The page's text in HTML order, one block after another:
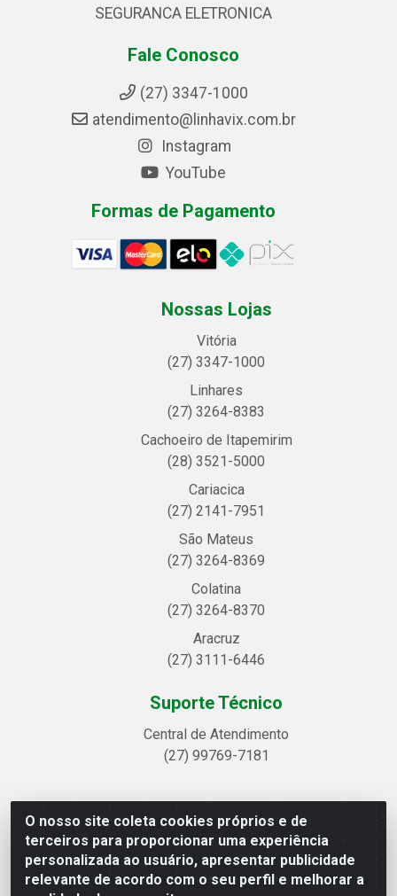
O nosso site coleta cookies próprios e de
terceiros para proporcionar uma experiência
personalizada ao usuário, apresentar publicidade
relevante de acordo com o seu perfil e melhorar a
SEGURANCA ELETRONICA
Fale Conosco
(27) 3347-1000
atendimento@linhavix.com.br
Instagram
YouTube
Formas de Pagamento
Nossas Lojas
Vitória
(27) 3347-1000
Linhares
(27) 3264-8383
Cachoeiro de Itapemirim
(28) 3521-5000
Cariacica
(27) 2141-7951
São Mateus
(27) 3264-8369
Colatina
(27) 3264-8370
Aracruz
(27) 3111-6446
Suporte Técnico
Central de Atendimento
(27) 99769-7181
Linhavix Distribuidora LTDA - Avenida Alegre, 2521 -
Quadra314 Lote 05 e 07 - Shell, Linhares/ES - CEP
29.901-605 - CNPJ 20.857.514/0001-75